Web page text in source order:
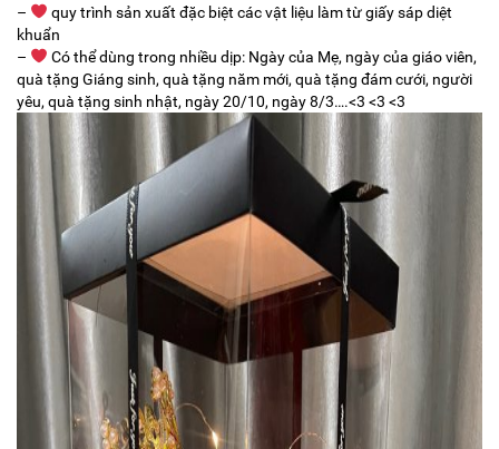
–
quy trình sản xuất đặc biệt các vật liệu làm từ giấy sáp diệt
khuẩn
–
Có thể dùng trong nhiều dịp: Ngày của Mẹ, ngày của giáo viên,
quà tặng Giáng sinh, quà tặng năm mới, quà tặng đám cưới, người
yêu, quà tặng sinh nhật, ngày 20/10, ngày 8/3….<3 <3 <3